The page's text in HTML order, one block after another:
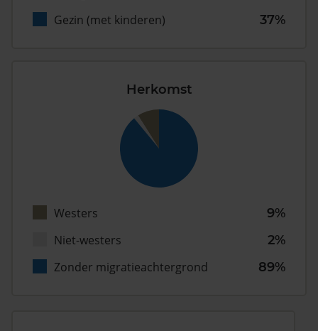
Gezin (met kinderen)
37%
Herkomst
Westers
9%
Niet-westers
2%
Zonder migratieachtergrond
89%